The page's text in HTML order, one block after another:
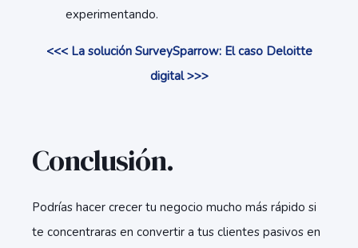
experimentando.
<<< La solución SurveySparrow: El caso Deloitte
digital >>>
Conclusión.
Podrías hacer crecer tu negocio mucho más rápido si
te concentraras en convertir a tus clientes pasivos en